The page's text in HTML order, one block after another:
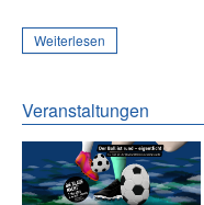
Weiterlesen
Veranstaltungen